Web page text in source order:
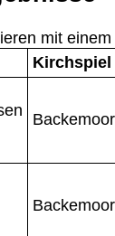
mit
Kirchspiel
Backemoor
Backemoor